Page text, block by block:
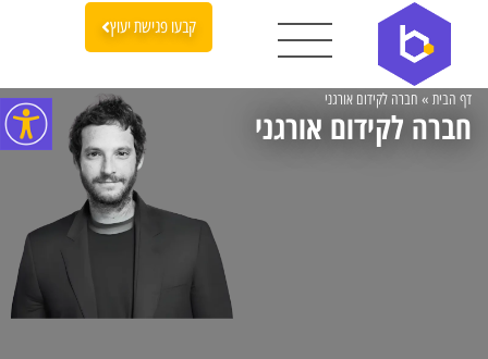
קבעו פגישת יעוץ
דף הבית » חברה לקידום אורגני
חברה לקידום אורגני